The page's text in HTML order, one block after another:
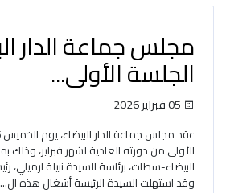
مجلس جماعة الدار
الجلسة الأولى...
الأولى من دورته العادية لشهر فبراير، وذلك
البيضاء-سطات، برئاسة السيدة نبيلة
وقد استهلت السيدة الرئيسة أشغال هذه ال...